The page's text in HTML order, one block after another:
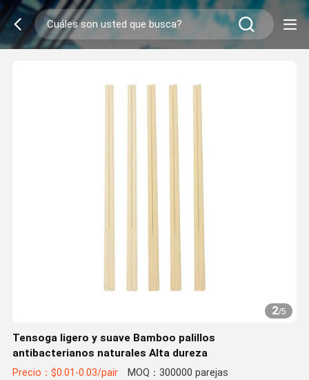
2/5
Tensoga ligero y suave Bamboo palillos
antibacterianos naturales Alta dureza
Precio：$0.01-0.03/pair MOQ：300000 parejas